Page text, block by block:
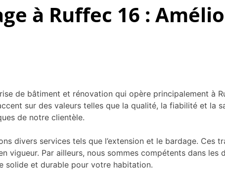
à Ruffec 16 :
de bâtiment et rénovation qui opère principalement à
sur des valeurs telles que la qualité, la fiabilité et
de notre clientèle.
divers services tels que l’extension et le bardage. Ces
vigueur. Par ailleurs, nous sommes compétents dans
solide et durable pour votre habitation.